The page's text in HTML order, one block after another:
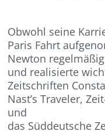
Obwohl seine
Paris Fahrt
Newton
und realisierte
Zeitschriften
Nast’s Traveler,
und
das Süddeutsche